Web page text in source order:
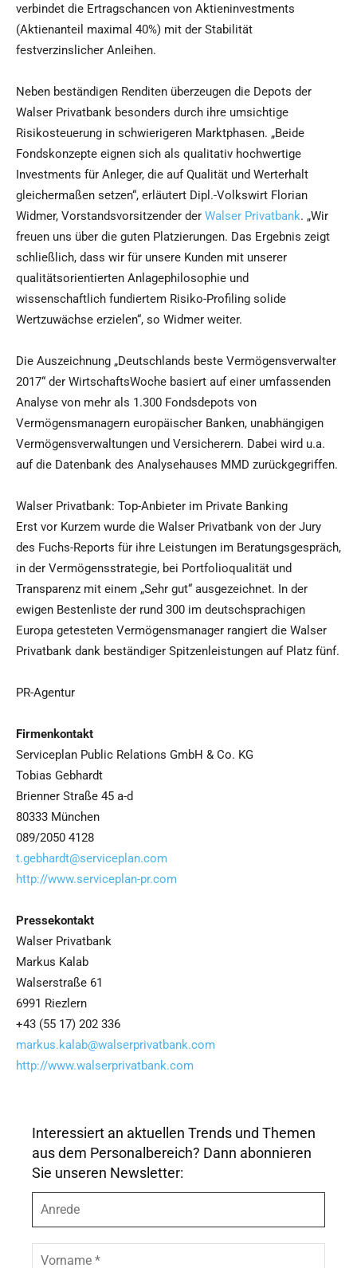
verbindet die Ertragschancen von Aktieninvestments
(Aktienanteil maximal 40%) mit der Stabilität
festverzinslicher Anleihen.
Neben beständigen Renditen überzeugen die Depots der
Walser Privatbank besonders durch ihre umsichtige
Risikosteuerung in schwierigeren Marktphasen. „Beide
Fondskonzepte eignen sich als qualitativ hochwertige
Investments für Anleger, die auf Qualität und Werterhalt
gleichermaßen setzen“, erläutert Dipl.-Volkswirt Florian
Widmer, Vorstandsvorsitzender der Walser Privatbank. „Wir
freuen uns über die guten Platzierungen. Das Ergebnis zeigt
schließlich, dass wir für unsere Kunden mit unserer
qualitätsorientierten Anlagephilosophie und
wissenschaftlich fundiertem Risiko-Profiling solide
Wertzuwächse erzielen“, so Widmer weiter.
Die Auszeichnung „Deutschlands beste Vermögensverwalter
2017“ der WirtschaftsWoche basiert auf einer umfassenden
Analyse von mehr als 1.300 Fondsdepots von
Vermögensmanagern europäischer Banken, unabhängigen
Vermögensverwaltungen und Versicherern. Dabei wird u.a.
auf die Datenbank des Analysehauses MMD zurückgegriffen.
Walser Privatbank: Top-Anbieter im Private Banking
Erst vor Kurzem wurde die Walser Privatbank von der Jury
des Fuchs-Reports für ihre Leistungen im Beratungsgespräch,
in der Vermögensstrategie, bei Portfolioqualität und
Transparenz mit einem „Sehr gut“ ausgezeichnet. In der
ewigen Bestenliste der rund 300 im deutschsprachigen
Europa getesteten Vermögensmanager rangiert die Walser
Privatbank dank beständiger Spitzenleistungen auf Platz fünf.
PR-Agentur
Firmenkontakt
Serviceplan Public Relations GmbH & Co. KG
Tobias Gebhardt
Brienner Straße 45 a-d
80333 München
089/2050 4128
t.gebhardt@serviceplan.com
http://www.serviceplan-pr.com
Pressekontakt
Walser Privatbank
Markus Kalab
Walserstraße 61
6991 Riezlern
+43 (55 17) 202 336
markus.kalab@walserprivatbank.com
http://www.walserprivatbank.com
Interessiert an aktuellen Trends und Themen
aus dem Personalbereich? Dann abonnieren
Sie unseren Newsletter:
r
e